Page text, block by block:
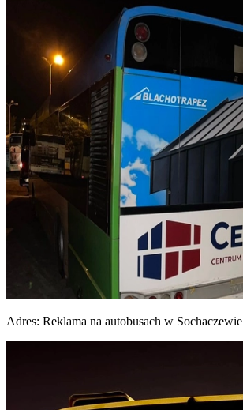
Adres: Reklama na autobusach w Sochaczewie